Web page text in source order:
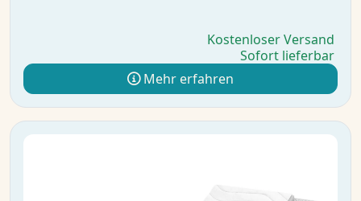
Kostenloser Versand
Sofort lieferbar
Mehr erfahren